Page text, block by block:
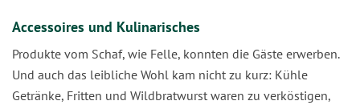
Accessoires und Kulinarisches
Produkte vom Schaf, wie Felle, konnten die Gäste erwerben.
Und auch das leibliche Wohl kam nicht zu kurz: Kühle
Getränke, Fritten und Wildbratwurst waren zu verköstigen,